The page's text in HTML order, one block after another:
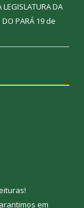
LEGISLATURA DA
DO PARÁ 19 de
!
em